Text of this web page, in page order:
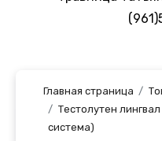
Главная страница
Тестолутен
система)